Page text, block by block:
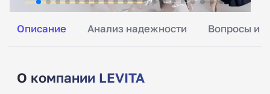
Описание Анализ надежности Вопросы и
О компании LEVITA